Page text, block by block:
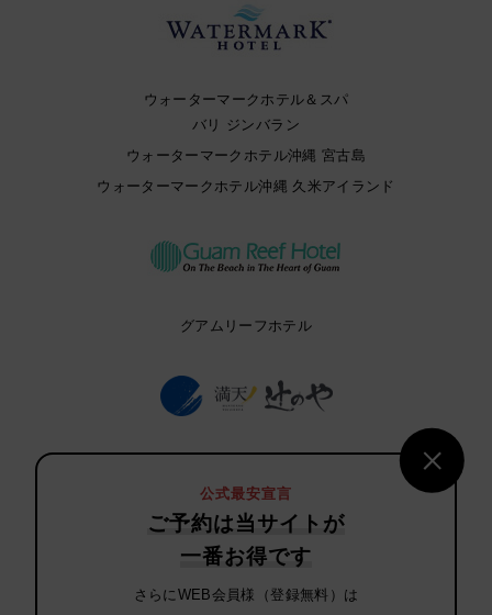
公式最安宣言
ご予約は当サイトが
一番お得です
さらにWEB会員様（登録無料）は
ウォーターマークホテル＆スパ
バリ ジンバラン
ウォーターマークホテル沖縄 宮古島
ウォーターマークホテル沖縄 久米アイランド
グアムリーフホテル
ヴィソン ホテルズ